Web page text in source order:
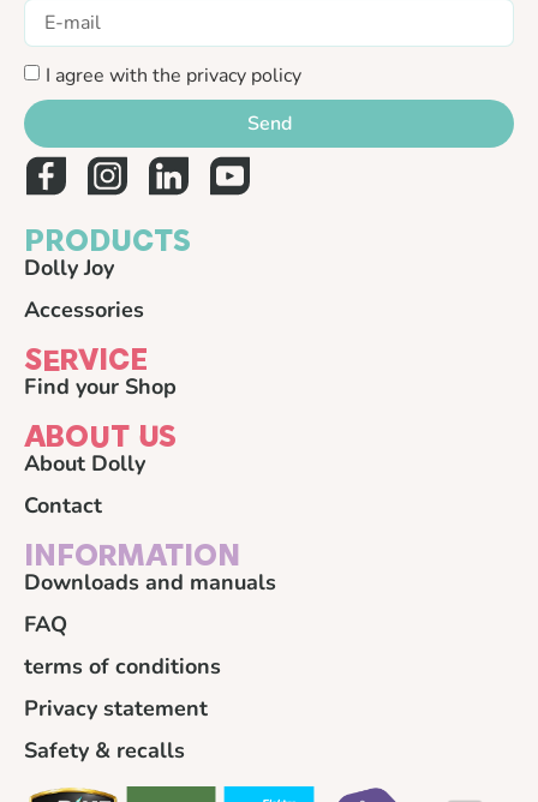
I agree with the privacy policy
Send
PRODUCTS
Dolly Joy
Accessories
SERVICE
Find your Shop
ABOUT US
About Dolly
Contact
INFORMATION
Downloads and manuals
FAQ
terms of conditions
Privacy statement
Safety & recalls